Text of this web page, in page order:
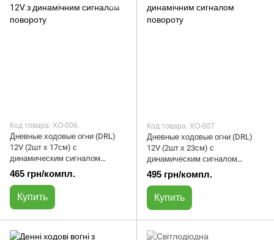
Код товара: ХО-006
Дневные ходовые огни (DRL)
12V (2шт х 17см) с
динамическим сигналом
поворота | ХО-006
465 грн/компл.
Купить
Код товара: ХО-007
Дневные ходовые огни (DRL)
12V (2шт х 23см) с
динамическим сигналом
поворота | ХО-007
495 грн/компл.
Купить